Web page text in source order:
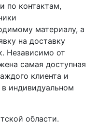
по контактам,
материалу, а
на доставку
Независимо от
самая доступная
клиента и
индивидуальном
области.